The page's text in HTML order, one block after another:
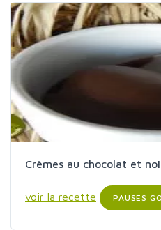
Crèmes au chocolat et
voir la recette PAUSES